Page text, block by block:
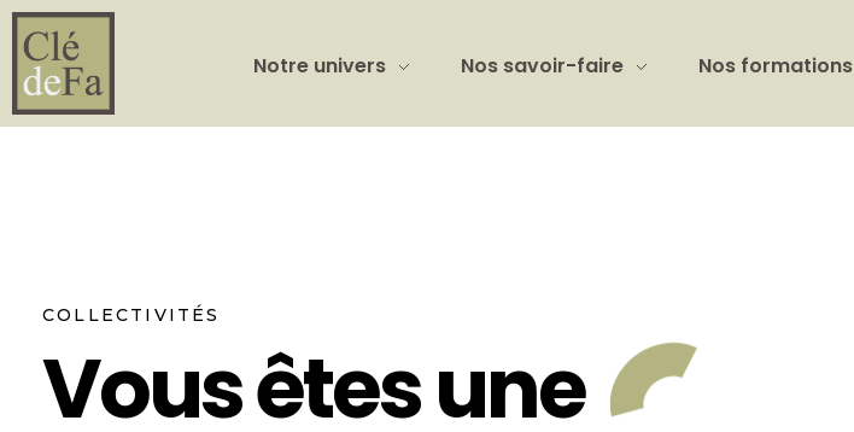
Notre univers Nos savoir-faire Nos formations
COLLECTIVITÉS
Vous êtes une